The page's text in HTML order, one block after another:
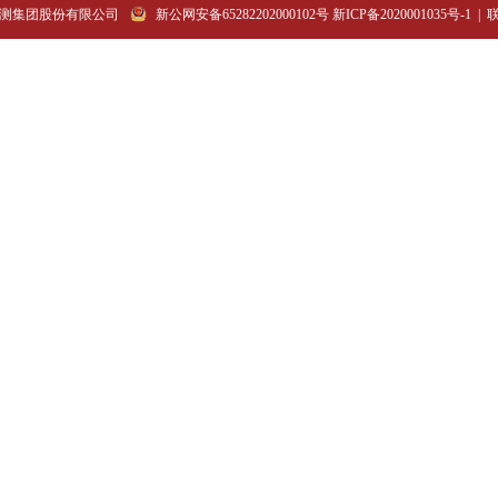
集团股份有限公司 新公网安备65282202000102号 新ICP备2020001035号-1 |